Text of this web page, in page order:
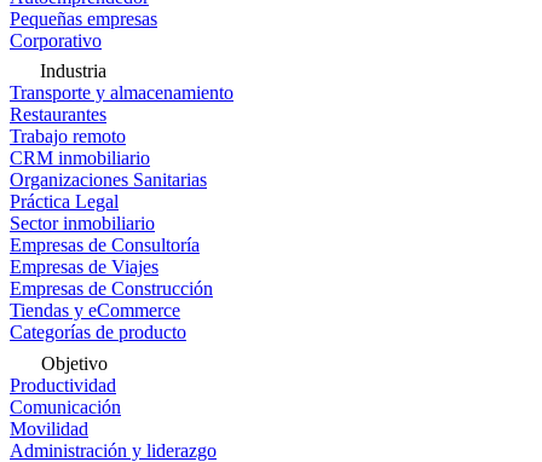
Pequeñas empresas
Corporativo
Industria
Transporte y almacenamiento
Restaurantes
Trabajo remoto
CRM inmobiliario
Organizaciones Sanitarias
Práctica Legal
Sector inmobiliario
Empresas de Consultoría
Empresas de Viajes
Empresas de Construcción
Tiendas y eCommerce
Categorías de producto
Objetivo
Productividad
Comunicación
Movilidad
Administración y liderazgo